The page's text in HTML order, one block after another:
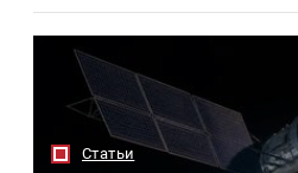
Статьи